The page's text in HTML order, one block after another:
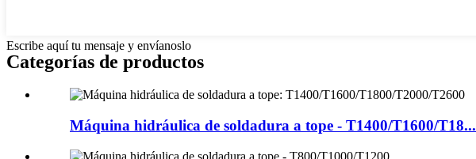
Escribe aquí tu mensaje y envíanoslo
Categorías de productos
Máquina hidráulica de soldadura a tope - T1400/T1600/T18...